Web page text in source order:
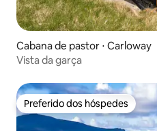
Cabana de pastor ⋅ Carloway
Vista da garça
Preferido dos hóspedes
Preferido dos hóspedes